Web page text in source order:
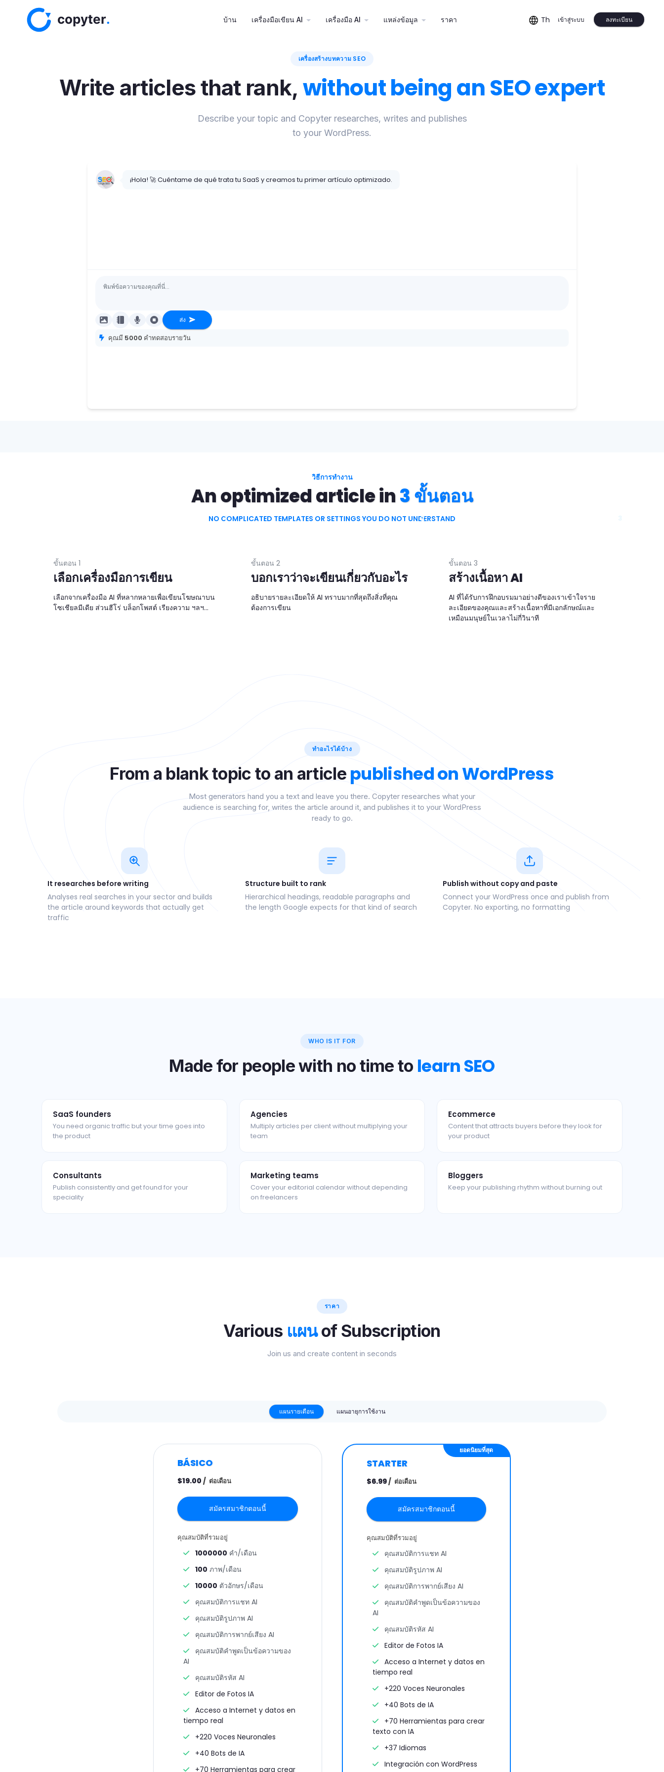
บ้าน(current)เครื่องมือเขียน AI เครื่องมือ AI แหล่งข้อมูล ราคา Th เข้าสู่ระบบ ลงทะเบียน
เครื่องสร้างบทความ SEO
Write articles that rank, without being an SEO expert
Describe your topic and Copyter researches, writes and publishes
to your WordPress.
¡Hola! 🚀 Cuéntame de qué trata tu SaaS y creamos tu primer artículo optimizado.
ส่ง
คุณมี 5000 คำทดสอบรายวัน
วิธีการทำงาน
An optimized article in3 ขั้นตอน
NO COMPLICATED TEMPLATES OR SETTINGS YOU DO NOT UNDERSTAND
1
ขั้นตอน 1
เลือกเครื่องมือการเขียน
เลือกจากเครื่องมือ AI ที่หลากหลายเพื่อเขียนโฆษณาบน
โซเชียลมีเดีย ส่วนฮีโร่ บล็อกโพสต์ เรียงความ ฯลฯ...
2
ขั้นตอน 2
บอกเราว่าจะเขียนเกี่ยวกับอะไร
อธิบายรายละเอียดให้ AI ทราบมากที่สุดถึงสิ่งที่คุณ
ต้องการเขียน
ขั้นตอน 3
สร้างเนื้อหา AI
AI ที่ได้รับการฝึกอบรมมาอย่างดีของเราเข้าใจราย
ละเอียดของคุณและสร้างเนื้อหาที่มีเอกลักษณ์และ
เหมือนมนุษย์ในเวลาไม่กี่วินาที
ทำอะไรได้บ้าง
From a blank topic to an article published on WordPress
Most generators hand you a text and leave you there. Copyter researches what your
audience is searching for, writes the article around it, and publishes it to your WordPress
ready to go.
It researches before writing
Analyses real searches in your sector and builds
the article around keywords that actually get
traffic
Structure built to rank
Hierarchical headings, readable paragraphs and
the length Google expects for that kind of search
Publish without copy and paste
Connect your WordPress once and publish from
Copyter. No exporting, no formatting
WHO IS IT FOR
Made for people with no time to learn SEO
SaaS founders
You need organic traffic but your time goes into
the product
Agencies
Multiply articles per client without multiplying your
team
Ecommerce
Content that attracts buyers before they look for
your product
Consultants
Publish consistently and get found for your
speciality
Marketing teams
Cover your editorial calendar without depending
on freelancers
Bloggers
Keep your publishing rhythm without burning out
ราคา
Various แผนof Subscription
Join us and create content in seconds
แผนรายเดือน แผนอายุการใช้งาน
BÁSICO
$19.00 / ต่อเดือน
สมัครสมาชิกตอนนี้
คุณสมบัติที่รวมอยู่
1000000 คำ/เดือน
100 ภาพ/เดือน
10000 ตัวอักษร/เดือน
คุณสมบัติการแชท AI
คุณสมบัติรูปภาพ AI
คุณสมบัติการพากย์เสียง AI
คุณสมบัติคำพูดเป็นข้อความของ
AI
คุณสมบัติรหัส AI
Editor de Fotos IA
Acceso a Internet y datos en
tiempo real
+220 Voces Neuronales
+40 Bots de IA
+70 Herramientas para crear
ยอดนิยมที่สุด
STARTER
$6.99/ ต่อเดือน
สมัครสมาชิกตอนนี้
คุณสมบัติที่รวมอยู่
คุณสมบัติการแชท AI
คุณสมบัติรูปภาพ AI
คุณสมบัติการพากย์เสียง AI
คุณสมบัติคำพูดเป็นข้อความของ
AI
คุณสมบัติรหัส AI
Editor de Fotos IA
Acceso a Internet y datos en
tiempo real
+220 Voces Neuronales
+40 Bots de IA
+70 Herramientas para crear
texto con IA
+37 Idiomas
Integración con WordPress